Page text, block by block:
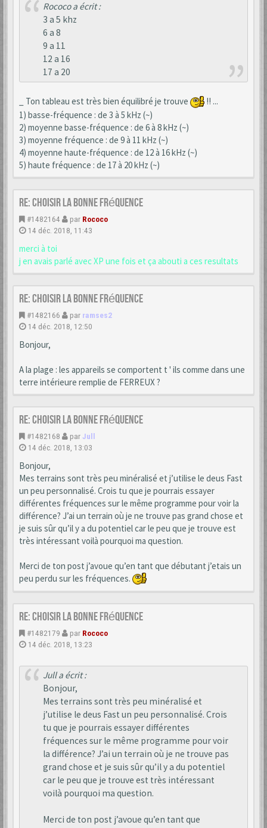
Rococo a écrit :
3 a 5 khz
6 a 8
9 a 11
12 a 16
17 a 20
_ Ton tableau est très bien équilibré je trouve
!! ...
1) basse-fréquence : de 3 à 5 kHz (~)
2) moyenne basse-fréquence : de 6 à 8 kHz (~)
3) moyenne fréquence : de 9 à 11 kHz (~)
4) moyenne haute-fréquence : de 12 à 16 kHz (~)
5) haute fréquence : de 17 à 20 kHz (~)
Re: choisir la bonne fréquence
#1482164 par Rococo
14 déc. 2018, 11:43
merci à toi
j en avais parlé avec XP une fois et ça abouti a ces resultats
Re: choisir la bonne fréquence
#1482166 par ramses2
14 déc. 2018, 12:50
Bonjour,
A la plage : les appareils se comportent t ' ils comme dans une
terre intérieure remplie de FERREUX ?
Re: choisir la bonne fréquence
#1482168 par Jull
14 déc. 2018, 13:03
Bonjour,
Mes terrains sont très peu minéralisé et j’utilise le deus Fast
un peu personnalisé. Crois tu que je pourrais essayer
différentes fréquences sur le même programme pour voir la
différence? J’ai un terrain où je ne trouve pas grand chose et
je suis sûr qu’il y a du potentiel car le peu que je trouve est
très intéressant voilà pourquoi ma question.
Merci de ton post j’avoue qu’en tant que débutant j’etais un
peu perdu sur les fréquences.
Re: choisir la bonne fréquence
#1482179 par Rococo
14 déc. 2018, 13:23
Jull a écrit :
Bonjour,
Mes terrains sont très peu minéralisé et
j’utilise le deus Fast un peu personnalisé. Crois
tu que je pourrais essayer différentes
fréquences sur le même programme pour voir
la différence? J’ai un terrain où je ne trouve pas
grand chose et je suis sûr qu’il y a du potentiel
car le peu que je trouve est très intéressant
voilà pourquoi ma question.
Merci de ton post j’avoue qu’en tant que